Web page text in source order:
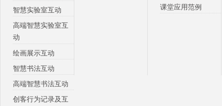
智慧实验室互动
高端智慧实验室互
动
绘画展示互动
智慧书法互动
高端智慧书法互动
创客行为记录及互
课堂应用范例